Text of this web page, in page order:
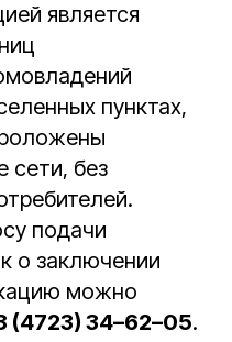
является
пунктах,
сети, без
подачи
о заключении
можно
(4723) 34–62–05.